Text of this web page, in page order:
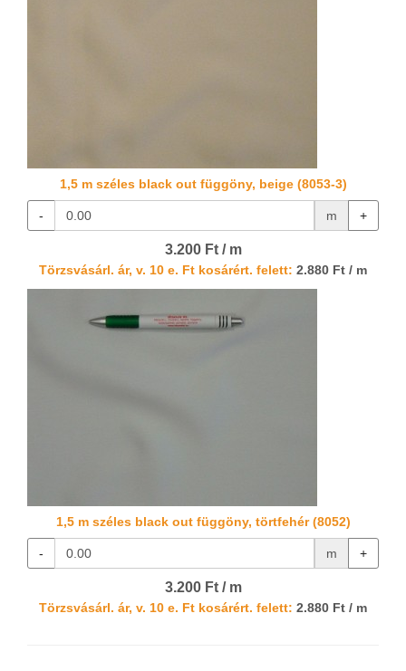
1,5 m széles black out függöny, beige (8053-3)
- m +
3.200 Ft / m
Törzsvásárl. ár, v. 10 e. Ft kosárért. felett: 2.880 Ft / m
1,5 m széles black out függöny, törtfehér (8052)
- m +
3.200 Ft / m
Törzsvásárl. ár, v. 10 e. Ft kosárért. felett: 2.880 Ft / m